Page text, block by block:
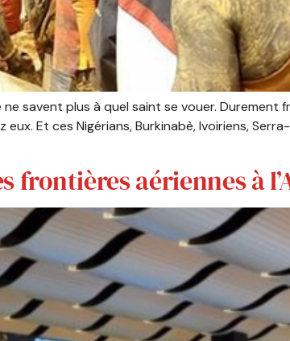
savent plus à quel saint se vouer.
Et ces Nigérians, Burkinabè, Ivoiriens,
aériennes à